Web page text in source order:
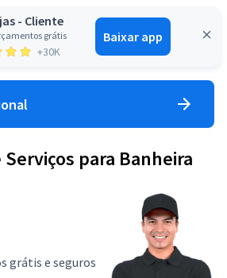
- Cliente
grátis
+30K
Baixar app
Entrar
para Banheira
grátis e seguros